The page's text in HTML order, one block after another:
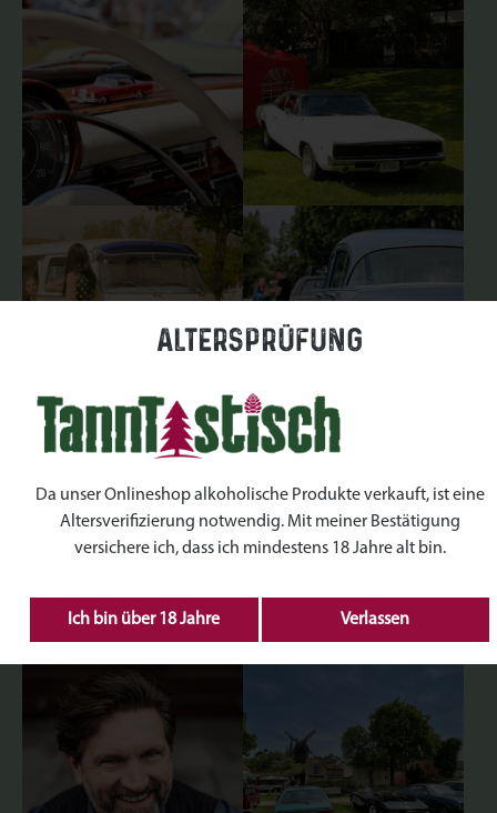
Altersprüfung
Da unser Onlineshop alkoholische Produkte verkauft, ist eine
Altersverifizierung notwendig. Mit meiner Bestätigung
versichere ich, dass ich mindestens 18 Jahre alt bin.
Ich bin über 18 Jahre Verlassen